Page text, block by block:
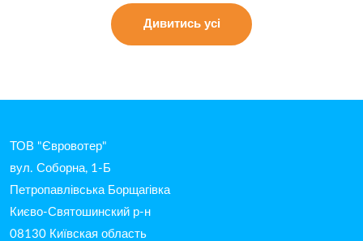
Дивитись усі
ТОВ "Євровотер"
вул. Соборна, 1-Б
Петропавлівська Борщагівка
Києво-Святошинский р-н
08130 Київская область